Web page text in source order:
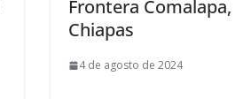
Frontera Comalapa,
Chiapas
4 de agosto de 2024